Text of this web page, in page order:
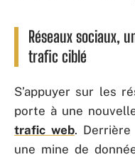
Réseaux sociaux,
trafic ciblé
S’appuyer sur les
porte à une
trafic web. Derrière
une mine de